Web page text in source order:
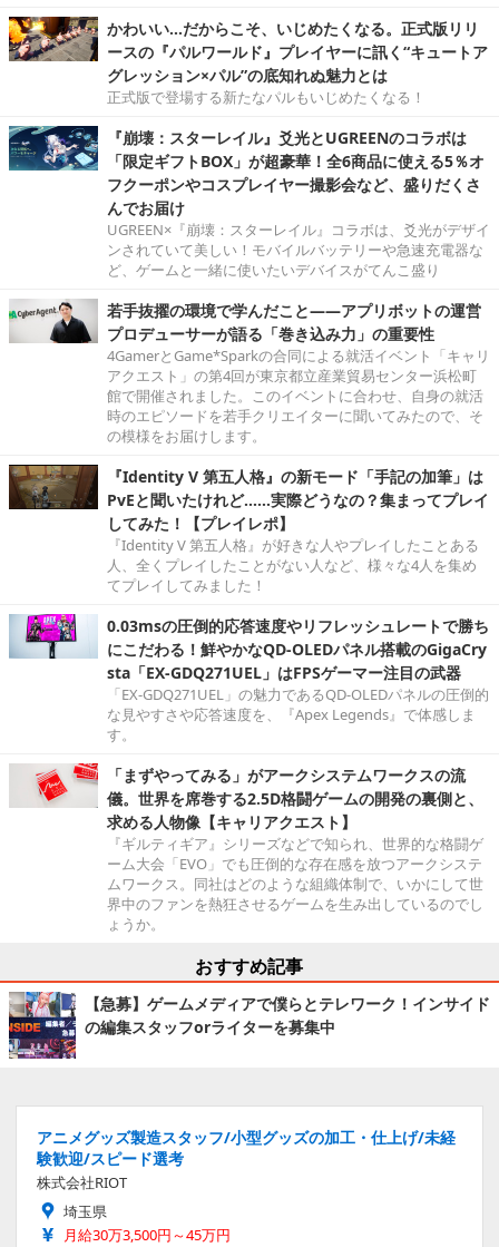
かわいい…だからこそ、いじめたくなる。正式版リリ
ースの『パルワールド』プレイヤーに訊く“キュートア
グレッション×パル”の底知れぬ魅力とは
正式版で登場する新たなパルもいじめたくなる！
『崩壊：スターレイル』爻光とUGREENのコラボは
「限定ギフトBOX」が超豪華！全6商品に使える5％オ
フクーポンやコスプレイヤー撮影会など、盛りだくさ
んでお届け
UGREEN×『崩壊：スターレイル』コラボは、爻光がデザイ
ンされていて美しい！モバイルバッテリーや急速充電器な
ど、ゲームと一緒に使いたいデバイスがてんこ盛り
若手抜擢の環境で学んだこと――アプリボットの運営
プロデューサーが語る「巻き込み力」の重要性
4GamerとGame*Sparkの合同による就活イベント「キャリ
アクエスト」の第4回が東京都立産業貿易センター浜松町
館で開催されました。このイベントに合わせ、自身の就活
時のエピソードを若手クリエイターに聞いてみたので、そ
の模様をお届けします。
『Identity V 第五人格』の新モード「手記の加筆」は
PvEと聞いたけれど……実際どうなの？集まってプレイ
してみた！【プレイレポ】
『Identity V 第五人格』が好きな人やプレイしたことある
人、全くプレイしたことがない人など、様々な4人を集め
てプレイしてみました！
0.03msの圧倒的応答速度やリフレッシュレートで勝ち
にこだわる！鮮やかなQD-OLEDパネル搭載のGigaCry
sta「EX-GDQ271UEL」はFPSゲーマー注目の武器
「EX-GDQ271UEL」の魅力であるQD-OLEDパネルの圧倒的
な見やすさや応答速度を、『Apex Legends』で体感しま
す。
「まずやってみる」がアークシステムワークスの流
儀。世界を席巻する2.5D格闘ゲームの開発の裏側と、
求める人物像【キャリアクエスト】
『ギルティギア』シリーズなどで知られ、世界的な格闘ゲ
ーム大会「EVO」でも圧倒的な存在感を放つアークシステ
ムワークス。同社はどのような組織体制で、いかにして世
界中のファンを熱狂させるゲームを生み出しているのでし
ょうか。
おすすめ記事
【急募】ゲームメディアで僕らとテレワーク！インサイド
の編集スタッフorライターを募集中
アニメグッズ製造スタッフ/小型グッズの加工・仕上げ/未経
験歓迎/スピード選考
株式会社RIOT
埼玉県
月給30万3,500円～45万円